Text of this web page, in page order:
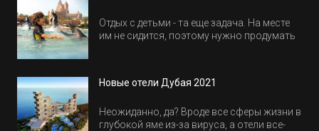
Отдых с детьми - та еще задача. На месте
им не сидится, поэтому нужно продумать
Новые отели Дубая 2021
Неожиданно, да? Вроде все сферы жизни в
глубокой яме из-за вируса, а отели все-